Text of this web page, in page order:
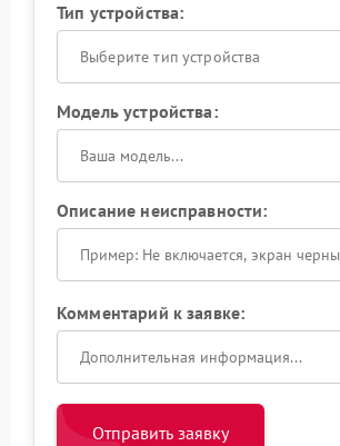
Тип устройства:
Выберите тип устройства
Модель устройства:
Описание неисправности:
Комментарий к заявке:
Отправить заявку